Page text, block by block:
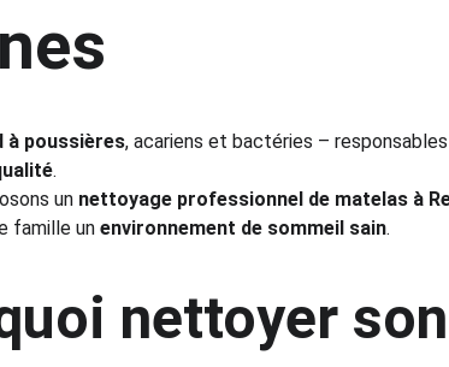
à poussières, acariens et bactéries – responsables
.
un nettoyage professionnel de matelas à
famille un environnement de sommeil sain.
nettoyer